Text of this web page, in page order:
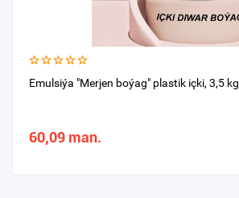
Emulsiýa "Merjen boýag" plastik içki, 3,5 kg
60,09 man.